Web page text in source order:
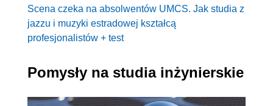
Scena czeka na absolwentów UMCS. Jak studia z
jazzu i muzyki estradowej kształcą
profesjonalistów + test
Pomysły na studia inżynierskie